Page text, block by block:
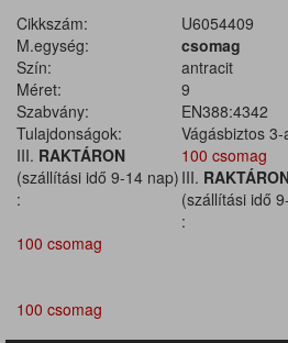
Cikkszám:
U6054409
M.egység:
csomag
Szín:
antracit
Méret:
9
Szabvány:
EN388:4342
Tulajdonságok:
Vágásbiztos
III. RAKTÁRON
(szállítási idő 9-14 nap)
:
100 csomag
III.
(szállítási idő
:
100 csomag
100 csomag